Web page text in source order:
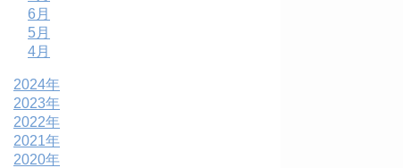
6月
5月
4月
2024年
2023年
2022年
2021年
2020年